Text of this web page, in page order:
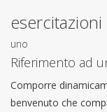
esercitazioni
uno
Riferimento ad
Comporre
benvenuto che